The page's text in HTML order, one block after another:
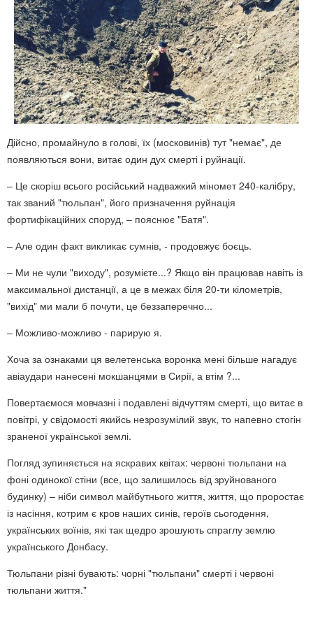
Дійсно, промайнуло в голові, їх (московинів) тут "немає", де
появляються вони, витає один дух смерті і руйнації.
– Це скоріш всього російський надважкий міномет 240-калібру,
так званий "тюльпан", його призначення руйнація
фортифікаційних споруд, – пояснює "Батя".
– Але один факт викликає сумнів, - продовжує боєць.
– Ми не чули "виходу", розумієте...? Якщо він працював навіть із
максимальної дистанції, а це в межах біля 20-ти кілометрів,
"вихід" ми мали б почути, це беззаперечно...
– Можливо-можливо - парирую я.
Хоча за ознаками ця велетенська воронка мені більше нагадує
авіаудари нанесені мокшанцями в Сирії, а втім ?...
Повертаємося мовчазні і подавлені відчуттям смерті, що витає в
повітрі, у свідомості якийсь незрозумілий звук, то напевно стогін
зраненої української землі.
Погляд зупиняється на яскравих квітах: червоні тюльпани на
фоні одинокої стіни (все, що залишилось від зруйнованого
будинку) – ніби символ майбутнього життя, життя, що проростає
із насіння, котрим є кров наших синів, героїв сьогодення,
українських воїнів, які так щедро зрошують спраглу землю
українського Донбасу.
Тюльпани різні бувають: чорні "тюльпани" смерті і червоні
тюльпани життя."